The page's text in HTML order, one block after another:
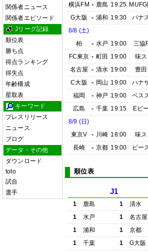
関係者ニュース
関係者エピソード
Jリーグ記録
順位表
勝ち点
得点ランキング
得失点
年齢構成
星取表
キーワード
プレスリリース
ニュース
ブログ
データ・その他
ダウンロード
toto
試合
選手
横浜FM - 鹿島 19:25
G大阪
- 浦和 19:30
パナ
8/8 (土)
柏
- 水戸 19:00
三協
FC東京 - 町田 19:00
味ス
名古屋 - 清水 19:00
豊
C大阪
- 岡山 19:00
ハナ
福岡
- 神戸 19:00
ベス
広島
- 千葉 19:15
Eピ
8/9 (日)
東京V
- 川崎 18:00
味ス
長崎
- 京都 19:00 ピー
順位表
J1
1 鹿島 1
清水
1
水戸 1
名古屋
1
浦和 1
京都
1
千葉 1
G大阪